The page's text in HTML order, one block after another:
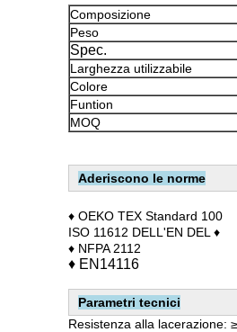
Composizione
Peso
Spec.
Larghezza utilizzabile
Colore
Funtion
MOQ
Aderiscono le norme
♦ OEKO TEX Standard 100
ISO 11612 DELL'EN DEL ♦
♦ NFPA 2112
♦ EN14116
Parametri tecnici
Resistenza alla lacerazione: